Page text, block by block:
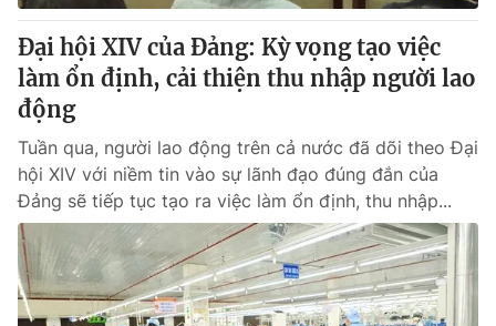
Đại hội XIV của Đảng: Kỳ vọng tạo việc
làm ổn định, cải thiện thu nhập người lao
động
Tuần qua, người lao động trên cả nước đã dõi theo Đại
hội XIV với niềm tin vào sự lãnh đạo đúng đắn của
Đảng sẽ tiếp tục tạo ra việc làm ổn định, thu nhập...